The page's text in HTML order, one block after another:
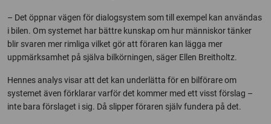
– Det öppnar vägen för dialogsystem som till exempel kan användas
i bilen. Om systemet har bättre kunskap om hur människor tänker
blir svaren mer rimliga vilket gör att föraren kan lägga mer
uppmärksamhet på själva bilkörningen, säger Ellen Breitholtz.
Hennes analys visar att det kan underlätta för en bilförare om
systemet även förklarar varför det kommer med ett visst förslag –
inte bara förslaget i sig. Då slipper föraren själv fundera på det.